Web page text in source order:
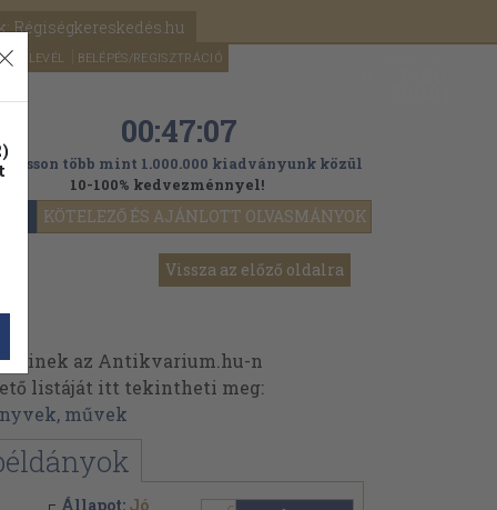
Régiségkereskedés.hu
HÍRLEVÉL BELÉPÉS/REGISZTRÁCIÓ
KÖTELEZŐ ÉS AJÁNLOTT OLVASMÁNYOK
00:47:06
több mint 1.000.000 kiadványunk közül
10-100% kedvezménnyel!
Vissza az előző oldalra
az Antikvarium.hu-n
listáját itt tekintheti meg:
művek
Állapot: Jó